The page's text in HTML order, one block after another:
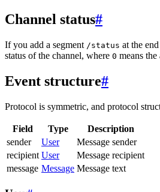
Channel status#
If you add a segment /status at the
status of the channel, where 0 means
Event structure#
Protocol is symmetric, and protocol
Field Type
Description
sender
User
Message sender
recipient User
Message recipient
message Message Message text